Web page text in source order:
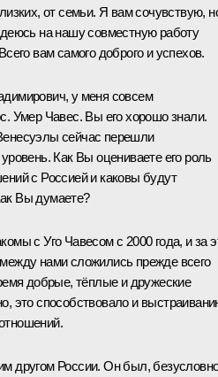
от семьи. Я вам сочувствую,
на нашу совместную работу
вам самого доброго и успехов.
у меня совсем
Умер Чавес. Вы его хорошо знали.
сейчас перешли
Как Вы оцениваете его роль
с Россией и каковы будут
Вы думаете?
с Уго Чавесом с 2000 года, и за
нами сложились прежде всего
добрые, тёплые и дружеские
это способствовало и
другом России. Он был,